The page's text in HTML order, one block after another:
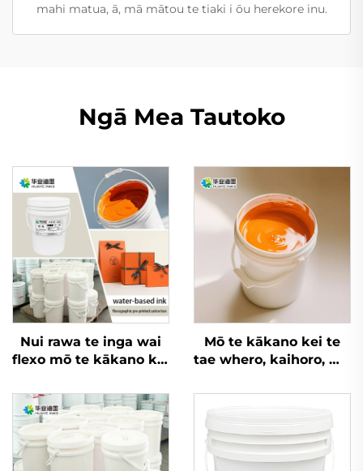
mahi matua, ā, mā mātou te tiaki i ōu herekore inu.
Ngā Mea Tautoko
Nui rawa te inga wai
flexo mō te kākano kei
me ngā kaihoro mō
ētahi rauemi
Mō te kākano kei te
tae whero, kaihoro, me
taea ana ngā inga
whakatupu wai flexo
nui rawa